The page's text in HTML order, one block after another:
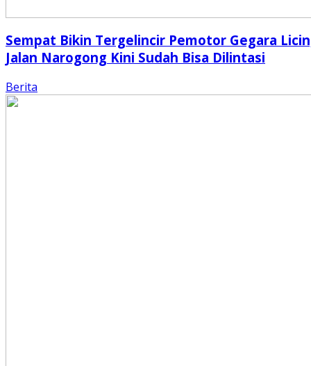
Sempat Bikin Tergelincir Pemotor Gegara
Jalan Narogong Kini Sudah Bisa Dilintasi
Berita